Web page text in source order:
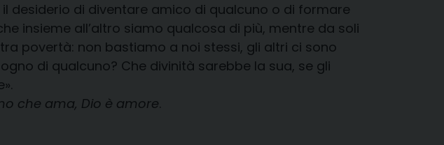
desiderio di diventare amico di qualcuno o di formare
insieme all’altro siamo qualcosa di più, mentre da soli
povertà: non bastiamo a noi stessi, gli altri ci sono
di qualcuno? Che divinità sarebbe la sua, se gli
che ama, Dio è amore.